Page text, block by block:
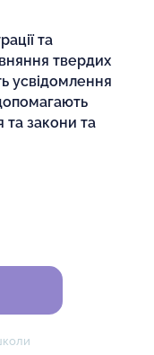
та
твердих
усвідомлення
та закони та